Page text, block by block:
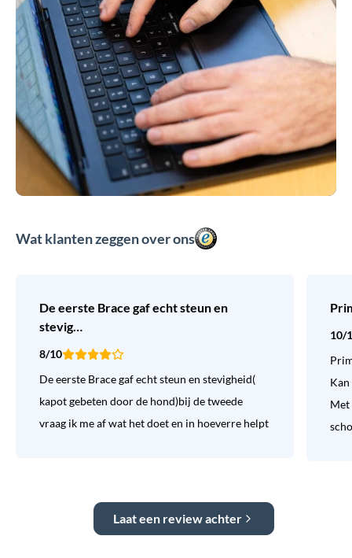
Wat klanten zeggen over ons
De eerste Brace gaf echt steun en
stevig…
8/10
De eerste Brace gaf echt steun en stevigheid(
kapot gebeten door de hond)bij de tweede
vraag ik me af wat het doet en in hoeverre helpt
10/
Met
Laat een review achter